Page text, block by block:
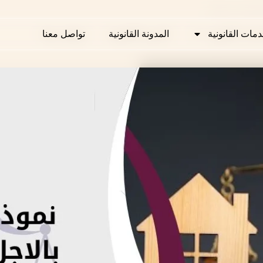
القانونية المدونة القانونية تواصل معنا القانونية المدونة القانونية تواصل معنا